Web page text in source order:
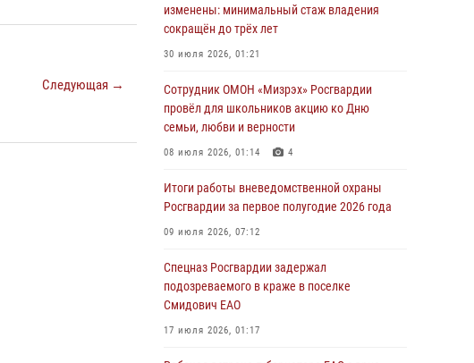
Следующая →
профессиональным праздником
01 августа 2026, 10:23
национальной гвардии Российской
Федерации
01 августа 2026, 10:21
воинов, погибших в Первой мировой войне
1914-1918 годов
01 августа 2026, 10:19
Внесены изменения в правила проведения
контрольного отстрела гражданского оружия
31 июля 2026, 01:48
изменены: минимальный стаж владения
сокращён до трёх лет
30 июля 2026, 01:21
Сотрудник ОМОН «Мизрэх» Росгвардии
провёл для школьников акцию ко Дню
семьи, любви и верности
08 июля 2026, 01:14 4
Итоги работы вневедомственной охраны
Росгвардии за первое полугодие 2026 года
09 июля 2026, 07:12
Спецназ Росгвардии задержал
подозреваемого в краже в поселке
Смидович ЕАО
17 июля 2026, 01:17